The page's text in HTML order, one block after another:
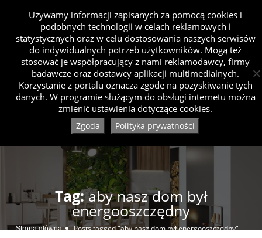
Tag:aby nasz dom był
energooszczędny
Strona główna Posts tagged "aby nasz dom był energooszczędny"
Używamy informacji zapisanych za pomocą cookies i
podobnych technologii w celach reklamowych i
statystycznych oraz w celu dostosowania naszych serwisów
do indywidualnych potrzeb użytkowników. Mogą też
stosować je współpracujący z nami reklamodawcy, firmy
badawcze oraz dostawcy aplikacji multimedialnych.
Korzystanie z portalu oznacza zgodę na pozyskiwanie tych
danych. W programie służącym do obsługi internetu można
zmienić ustawienia dotyczące cookies.
Zgoda Polityka prywatności